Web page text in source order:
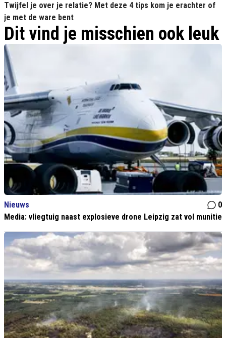
Twijfel je over je relatie? Met deze 4 tips kom je erachter of
je met de ware bent
Dit vind je misschien ook leuk
Nieuws
0
Media: vliegtuig naast explosieve drone Leipzig zat vol munitie